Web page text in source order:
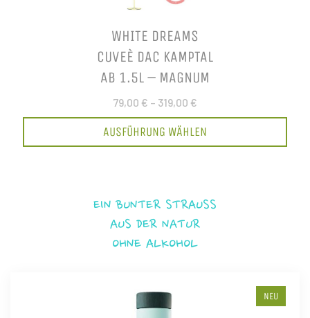
WHITE DREAMS
CUVEÈ DAC KAMPTAL
AB 1.5L – MAGNUM
79,00 € – 319,00 €
AUSFÜHRUNG WÄHLEN
EIN BUNTER STRAUSS
AUS DER NATUR
OHNE ALKOHOL
NEU